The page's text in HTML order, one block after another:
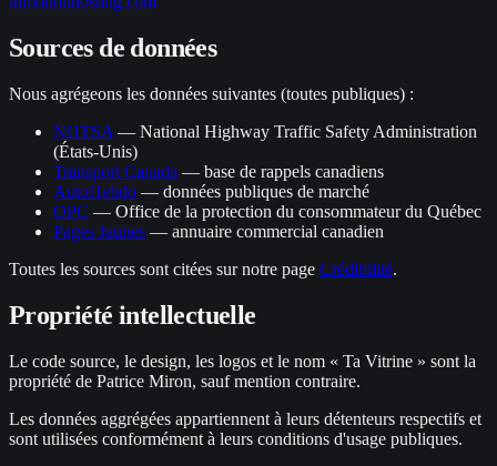
Sources de données
Nous agrégeons les données suivantes (toutes publiques) :
NHTSA — National Highway Traffic Safety Administration
(États-Unis)
Transport Canada — base de rappels canadiens
AutoHebdo — données publiques de marché
OPC — Office de la protection du consommateur du Québec
Pages Jaunes — annuaire commercial canadien
Toutes les sources sont citées sur notre page Crédibilité.
Propriété intellectuelle
Le code source, le design, les logos et le nom « Ta Vitrine » sont la
propriété de Patrice Miron, sauf mention contraire.
Les données aggrégées appartiennent à leurs détenteurs respectifs et
sont utilisées conformément à leurs conditions d'usage publiques.